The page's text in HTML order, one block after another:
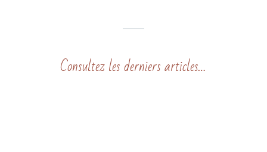
Consultez les derniers articles…